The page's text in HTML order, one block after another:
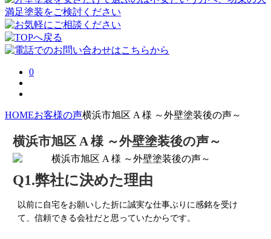
0
HOMEお客様の声横浜市旭区 A 様 ～外壁塗装後の声～
横浜市旭区 A 様 ～外壁塗装後の声～
Q1.弊社に決めた理由
以前に自宅をお願いした折に誠実な仕事ぶりに感銘を受け
て、信頼できる会社だと思っていたからです。